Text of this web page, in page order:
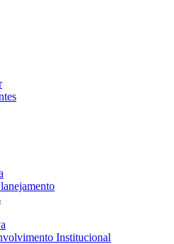
Institucional